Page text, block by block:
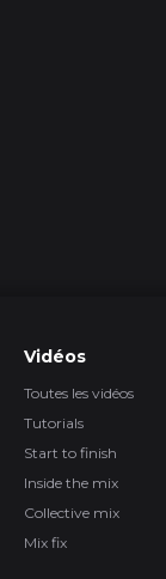
Vidéos
Toutes les vidéos
Tutorials
Start to finish
Inside the mix
Collective mix
Mix fix